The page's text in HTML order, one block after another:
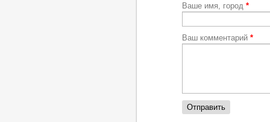
Ваше имя, город *
Ваш комментарий *